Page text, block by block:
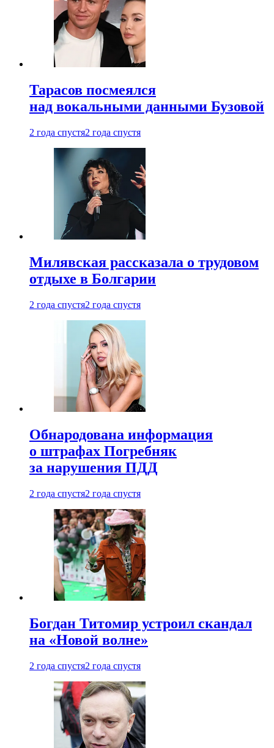
Тарасов посмеялся
над вокальными данными Бузовой
2 года спустя2 года спустя
Милявская рассказала о трудовом
отдыхе в Болгарии
2 года спустя2 года спустя
Обнародована информация
о штрафах Погребняк
за нарушения ПДД
2 года спустя2 года спустя
Богдан Титомир устроил скандал
на «Новой волне»
2 года спустя2 года спустя